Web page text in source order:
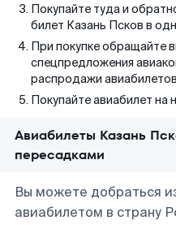
Покупайте туда и
билет Казань Псков в
При покупке обращайте
спецпредложения
распродажи
Покупайте авиабилет на
Авиабилеты Казань
пересадками
Вы можете добраться
авиабилетом в страну